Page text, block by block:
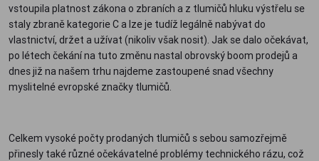
vstoupila platnost zákona o zbraních a z tlumičů hluku výstřelu se
staly zbraně kategorie C a lze je tudíž legálně nabývat do
vlastnictví, držet a užívat (nikoliv však nosit). Jak se dalo očekávat,
po létech čekání na tuto změnu nastal obrovský boom prodejů a
dnes již na našem trhu najdeme zastoupené snad všechny
myslitelné evropské značky tlumičů.
Celkem vysoké počty prodaných tlumičů s sebou samozřejmě
přinesly také různé očekávatelné problémy technického rázu, což